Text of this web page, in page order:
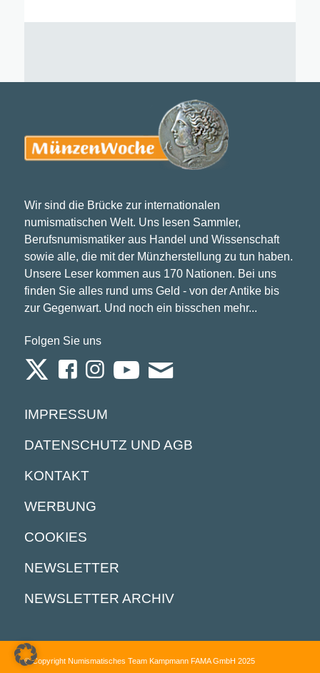
Wir sind die Brücke zur internationalen
numismatischen Welt. Uns lesen Sammler,
Berufsnumismatiker aus Handel und Wissenschaft
sowie alle, die mit der Münzherstellung zu tun haben.
Unsere Leser kommen aus 170 Nationen. Bei uns
finden Sie alles rund ums Geld - von der Antike bis
zur Gegenwart. Und noch ein bisschen mehr...
Folgen Sie uns
IMPRESSUM
DATENSCHUTZ UND AGB
KONTAKT
WERBUNG
COOKIES
NEWSLETTER
NEWSLETTER ARCHIV
© Copyright Numismatisches Team Kampmann FAMA GmbH 2025